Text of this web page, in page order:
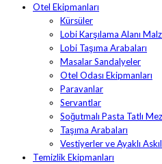
Otel Ekipmanları
Kürsüler
Lobi Karşılama Alanı
Lobi Taşıma Arabaları
Masalar Sandalyeler
Otel Odası Ekipmanları
Paravanlar
Servantlar
Soğutmalı Pasta Tatlı
Taşıma Arabaları
Vestiyerler ve Ayaklı
Temizlik Ekipmanları